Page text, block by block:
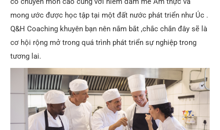
mong ước được học tập tại một đất nước phát triển như Úc .
Q&H Coaching khuyên bạn nên nắm bắt ,chắc chắn đây sẽ là
cơ hội rộng mở trong quá trình phát triển sự nghiệp trong
tương lai.